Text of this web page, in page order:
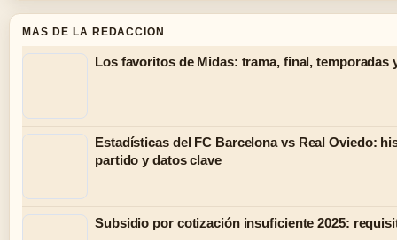
MAS DE LA REDACCION
Los favoritos de Midas: trama, final, temporadas
Estadísticas del FC Barcelona vs Real Oviedo:
partido y datos clave
Subsidio por cotización insuficiente 2025: